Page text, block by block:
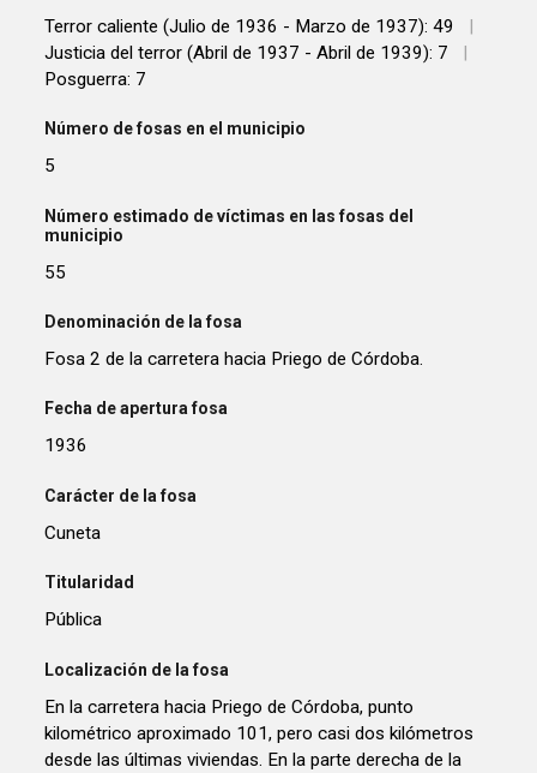
Terror caliente (Julio de 1936 - Marzo de 1937): 49
|
Justicia del terror (Abril de 1937 - Abril de 1939): 7
|
Posguerra: 7
Número de fosas en el municipio
5
Número estimado de víctimas en las fosas del
municipio
55
Denominación de la fosa
Fosa 2 de la carretera hacia Priego de Córdoba.
Fecha de apertura fosa
1936
Carácter de la fosa
Cuneta
Titularidad
Pública
Localización de la fosa
En la carretera hacia Priego de Córdoba, punto
kilométrico aproximado 101, pero casi dos kilómetros
desde las últimas viviendas. En la parte derecha de la